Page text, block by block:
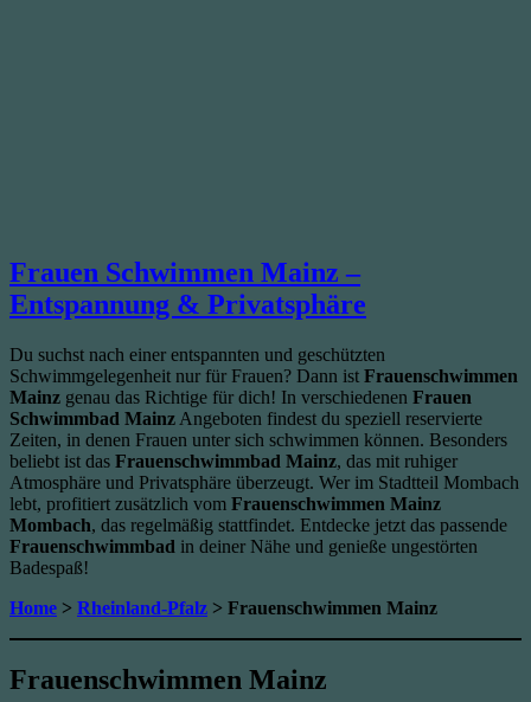
Frauen Schwimmen Mainz –
Entspannung & Privatsphäre
Du suchst nach einer entspannten und geschützten
Schwimmgelegenheit nur für Frauen? Dann ist Frauenschwimmen
Mainz genau das Richtige für dich! In verschiedenen Frauen
Schwimmbad Mainz Angeboten findest du speziell reservierte
Zeiten, in denen Frauen unter sich schwimmen können. Besonders
beliebt ist das Frauenschwimmbad Mainz, das mit ruhiger
Atmosphäre und Privatsphäre überzeugt. Wer im Stadtteil Mombach
lebt, profitiert zusätzlich vom Frauenschwimmen Mainz
Mombach, das regelmäßig stattfindet. Entdecke jetzt das passende
Frauenschwimmbad in deiner Nähe und genieße ungestörten
Badespaß!
Home > Rheinland-Pfalz > Frauenschwimmen Mainz
Frauenschwimmen Mainz